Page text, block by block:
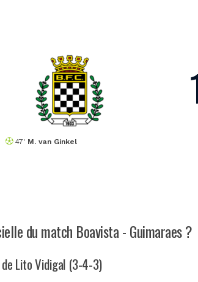
47' M. van Ginkel
du match Boavista - Guimaraes ?
Lito Vidigal (3-4-3)